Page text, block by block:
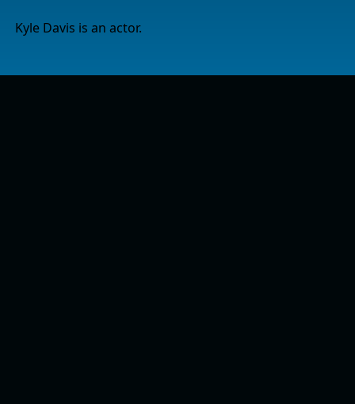
Kyle Davis is an actor.